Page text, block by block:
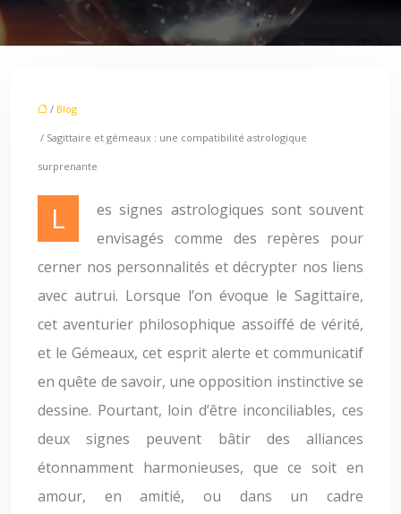
/ Blog
/ Sagittaire et gémeaux : une compatibilité astrologique
surprenante
Les signes astrologiques sont souvent
envisagés comme des repères pour
cerner nos personnalités et décrypter nos liens
avec autrui. Lorsque l’on évoque le Sagittaire,
cet aventurier philosophique assoiffé de vérité,
et le Gémeaux, cet esprit alerte et communicatif
en quête de savoir, une opposition instinctive se
dessine. Pourtant, loin d’être inconciliables, ces
deux signes peuvent bâtir des alliances
étonnamment harmonieuses, que ce soit en
amour, en amitié, ou dans un cadre